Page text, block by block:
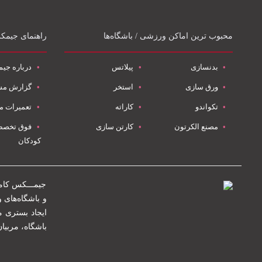
محبوب ترین اماکن ورزشی / باشگاه‌ها
بدنسازی پیلاتس
ورق سازی استخر
تکواندو کاراته
مصنع الکرتون کارتن سازی
راهنمای
درباره
گزارش
تعمیرات
فوق
کودکان
جیمـــکس
ایجاد
باشگاه‌،